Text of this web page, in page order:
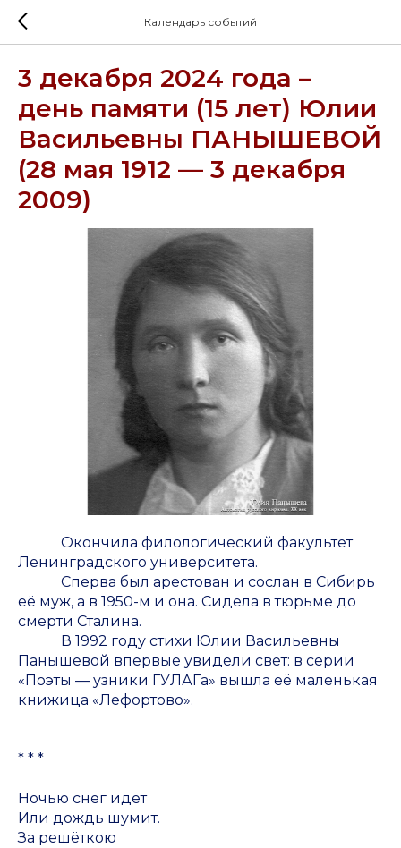
Календарь событий
3 декабря 2024 года –
день памяти (15 лет) Юлии
Васильевны ПАНЫШЕВОЙ
(28 мая 1912 — 3 декабря
2009)
Окончила филологический факультет
Ленинградского университета.
Сперва был арестован и сослан в Сибирь
её муж, а в 1950-м и она. Сидела в тюрьме до
смерти Сталина.
В 1992 году стихи Юлии Васильевны
Панышевой впервые увидели свет: в серии
«Поэты — узники ГУЛАГа» вышла её маленькая
книжица «Лефортово».
* * *
Ночью снег идёт
Или дождь шумит.
За решёткою